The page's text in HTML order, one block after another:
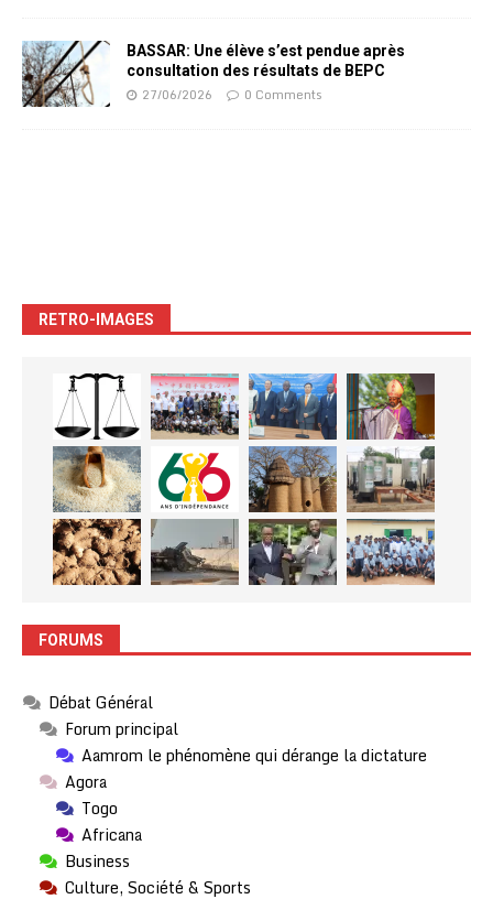
BASSAR: Une élève s’est pendue après
consultation des résultats de BEPC
27/06/2026 0 Comments
RETRO-IMAGES
FORUMS
Débat Général
Forum principal
Aamrom le phénomène qui dérange la dictature
Agora
Togo
Africana
Business
Culture, Société & Sports